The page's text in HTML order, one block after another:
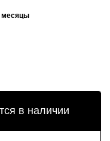
месяцы
в наличии